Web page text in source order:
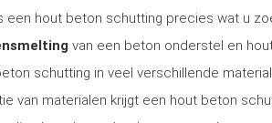
een hout beton schutting precies wat u
van een beton onderstel en
schutting in veel verschillende
van materialen krijgt een hout beton